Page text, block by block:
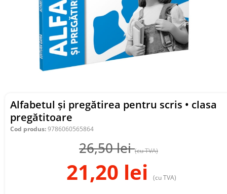
Alfabetul și pregătirea pentru scris • clasa
pregătitoare
Cod produs:9786060565864
26,50lei (cu TVA)
21,20 lei (cu TVA)